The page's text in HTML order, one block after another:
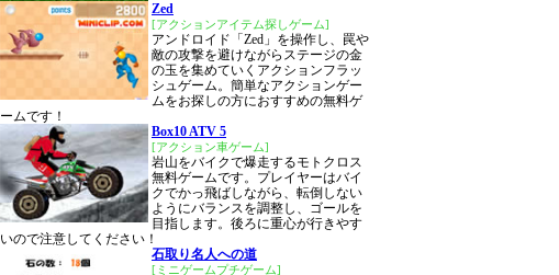
Zed
[アクションアイテム探しゲーム]
アンドロイド「Zed」を操作し、罠や
敵の攻撃を避けながらステージの金
の玉を集めていくアクションフラッ
シュゲーム。簡単なアクションゲー
ムをお探しの方におすすめの無料ゲ
ームです！
Box10 ATV 5
[アクション車ゲーム]
岩山をバイクで爆走するモトクロス
無料ゲームです。プレイヤーはバイ
クでかっ飛ばしながら、転倒しない
ようにバランスを調整し、ゴールを
目指します。後ろに重心が行きやす
いので注意してください！
石取り名人への道
[ミニゲームプチゲーム]